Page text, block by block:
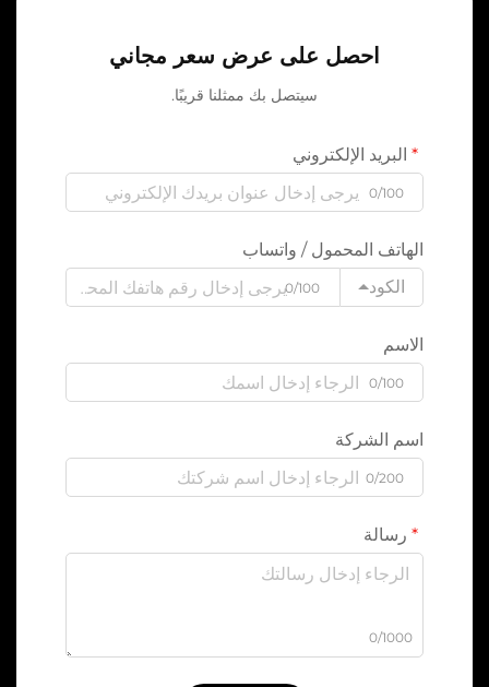
احصل على عرض سعر مجاني
سيتصل بك ممثلنا قريبًا.
البريد الإلكتروني
0/100
الهاتف المحمول / واتساب
الكود
0/100
الاسم
0/100
اسم الشركة
0/200
رسالة
0/1000